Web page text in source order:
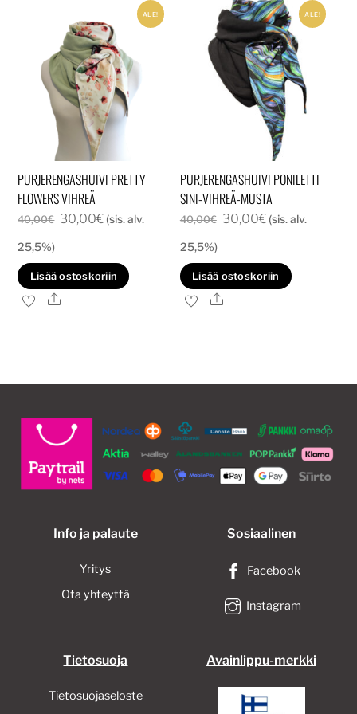
ALE!
PURJERENGASHUIVI PRETTY
FLOWERS VIHREÄ
40,00€ Alkuperäinen
oli:
40,00€.
30,00€Nykyinen
on:
30,00€.
(sis. alv.
25,5%)
Lisää ostoskoriin
Ale
ALE!
PURJERENGASHUIVI PONILETTI
SINI-VIHREÄ-MUSTA
40,00€ Alkuperäinen
oli:
40,00€.
30,00€Nykyinen
on:
30,00€.
(sis. alv.
25,5%)
Lisää ostoskoriin
Ale
Info ja palaute
Yritys
Ota yhteyttä
Sosiaalinen
Facebook
Instagram
Tietosuoja
Tietosuojaseloste
Avainlippu-merkki